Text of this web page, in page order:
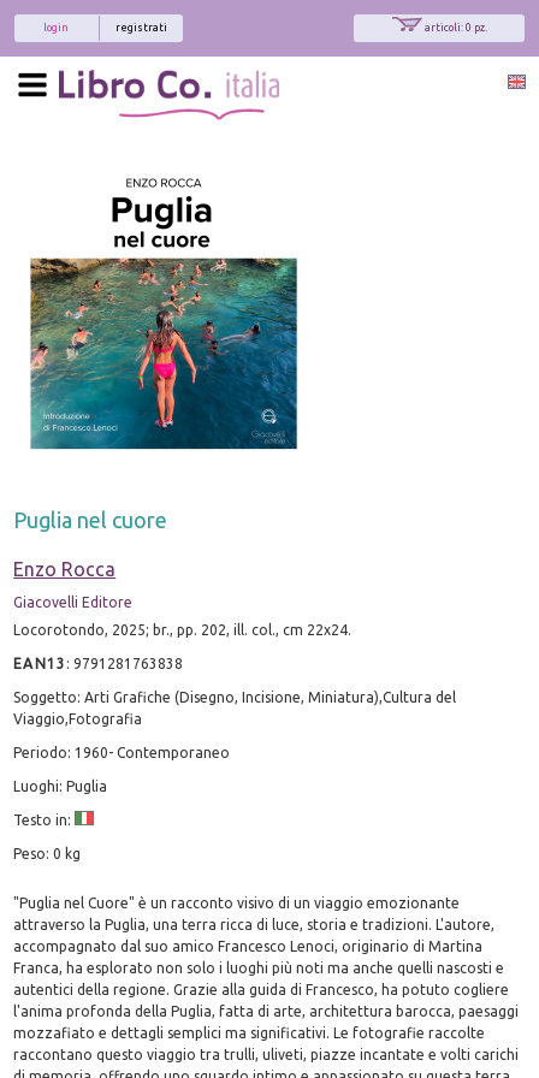
articoli: 0 pz.
registrati
login
Puglia nel cuore
Enzo Rocca
Giacovelli Editore
Locorotondo, 2025; br., pp. 202, ill. col., cm 22x24.
EAN13 :9791281763838
Soggetto: Arti Grafiche (Disegno, Incisione, Miniatura),Cultura del
Viaggio,Fotografia
Periodo: 1960- Contemporaneo
Luoghi: Puglia
Testo in:
Peso: 0 kg
"Puglia nel Cuore" è un racconto visivo di un viaggio emozionante
attraverso la Puglia, una terra ricca di luce, storia e tradizioni. L'autore,
accompagnato dal suo amico Francesco Lenoci, originario di Martina
Franca, ha esplorato non solo i luoghi più noti ma anche quelli nascosti e
autentici della regione. Grazie alla guida di Francesco, ha potuto cogliere
l'anima profonda della Puglia, fatta di arte, architettura barocca, paesaggi
mozzafiato e dettagli semplici ma significativi. Le fotografie raccolte
raccontano questo viaggio tra trulli, uliveti, piazze incantate e volti carichi